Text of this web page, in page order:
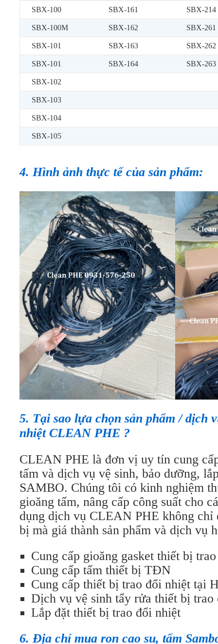
SBX-100 SBX-161 SBX-214
SBX-100M SBX-162 SBX-261
SBX-101 SBX-163 SBX-262
SBX-101 SBX-164 SBX-263
SBX-102
SBX-103
SBX-104
SBX-105
4. Hình ảnh thực tế của sản phẩm:
5. Tại sao lựa chọn sản phẩm / dịch
nhiệt CLEAN PHE ?
CLEAN PHE là đơn vị uy tín cung
tấm và dịch vụ vệ sinh, bảo dưỡng,
SAMBO. Chúng tôi có kinh nghiệm
gioăng tấm, nâng cấp công suất cho
dụng dịch vụ CLEAN PHE không chỉ
bị mà giá thành sản phẩm và dịch vụ
Cung cấp gioăng gasket thiết bị
Cung cấp tấm thiết bị TĐN
Cung cấp thiết bị trao đổi nhiệt tại
Dịch vụ vệ sinh tẩy rửa thiết bị trao
Lắp đặt thiết bị trao đổi nhiệt
6. Địa chỉ mua ron cao su, tấm